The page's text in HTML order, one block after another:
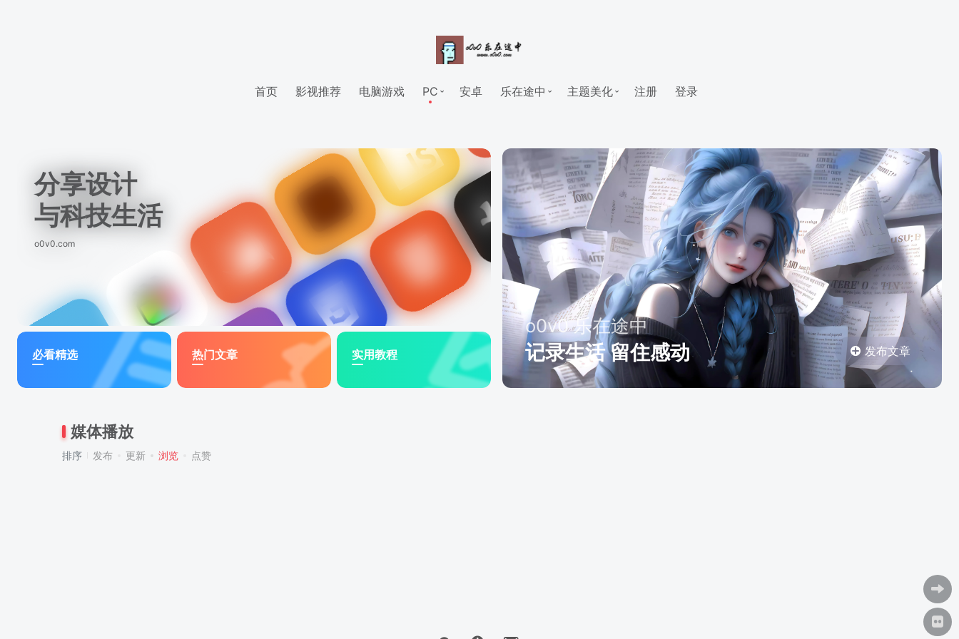
分享设计
与科技生活
o0v0.com
必看精选 热门文章 实用教程
o0v0 乐在途中
记录生活 留住感动 发布文章
首页 影视推荐 电脑游戏 PC 安卓 乐在途中 主题美化 注册 登录
媒体播放
排序 发布 更新 浏览 点赞